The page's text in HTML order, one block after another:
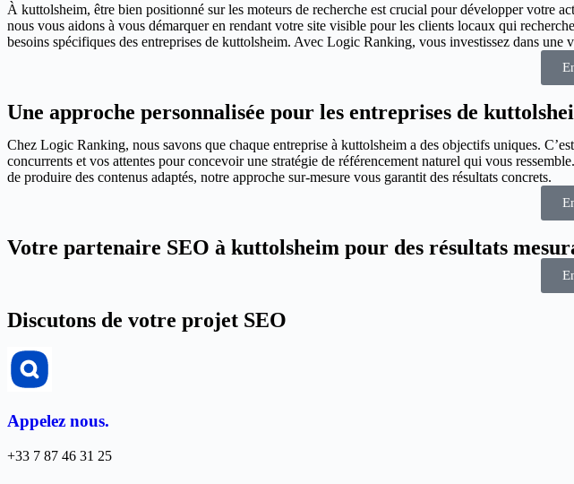
À kuttolsheim, être bien positionné sur les moteurs de recherche est crucial pour développer votre
nous vous aidons à vous démarquer en rendant votre site visible pour les clients locaux qui
besoins spécifiques des entreprises de kuttolsheim. Avec Logic Ranking, vous investissez dans une
Une approche personnalisée pour les entreprises de
Chez Logic Ranking, nous savons que chaque entreprise à kuttolsheim a des objectifs uniques.
concurrents et vos attentes pour concevoir une stratégie de référencement naturel qui vous
de produire des contenus adaptés, notre approche sur-mesure vous garantit des résultats concrets.
Votre partenaire SEO à kuttolsheim pour des résultats
Discutons de votre projet SEO
Appelez nous.
+33 7 87 46 31 25